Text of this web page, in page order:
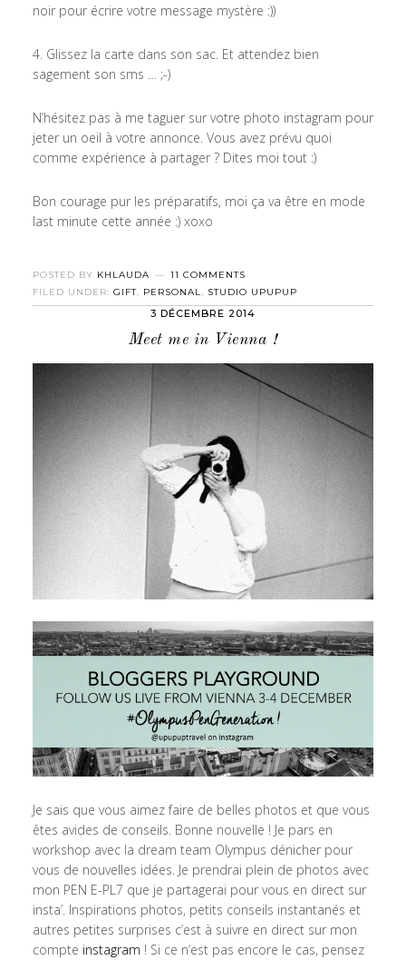
noir pour écrire votre message mystère :))
4. Glissez la carte dans son sac. Et attendez bien
sagement son sms … ;-)
N’hésitez pas à me taguer sur votre photo instagram pour
jeter un oeil à votre annonce. Vous avez prévu quoi
comme expérience à partager ? Dites moi tout :)
Bon courage pur les préparatifs, moi ça va être en mode
last minute cette année :) xoxo
POSTED BY KHLAUDA
11 COMMENTS
FILED UNDER: GIFT, PERSONAL, STUDIO UPUPUP
3 DÉCEMBRE 2014
Meet me in Vienna !
Je sais que vous aimez faire de belles photos et que vous
êtes avides de conseils. Bonne nouvelle ! Je pars en
workshop avec la dream team Olympus dénicher pour
vous de nouvelles idées. Je prendrai plein de photos avec
mon PEN E-PL7 que je partagerai pour vous en direct sur
insta’. Inspirations photos, petits conseils instantanés et
autres petites surprises c’est à suivre en direct sur mon
compte instagram ! Si ce n’est pas encore le cas, pensez